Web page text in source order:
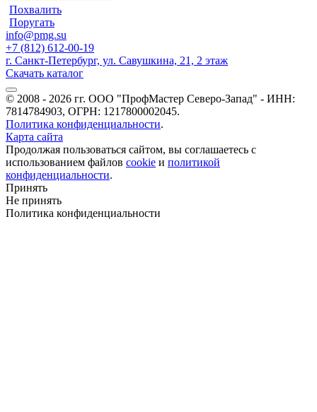
Похвалить
Поругать
info@pmg.su
+7 (812) 612-00-19
г. Санкт-Петербург, ул. Савушкина, 21, 2 этаж
Скачать каталог
© 2008 - 2026 гг. ООО "ПрофМастер Северо-Запад" - ИНН:
7814784903, ОГРН: 1217800002045.
Политика конфиденциальности.
Карта сайта
Продолжая пользоваться сайтом, вы соглашаетесь с
использованием файлов cookie и политикой
конфиденциальности.
Принять
Не принять
Политика конфиденциальности